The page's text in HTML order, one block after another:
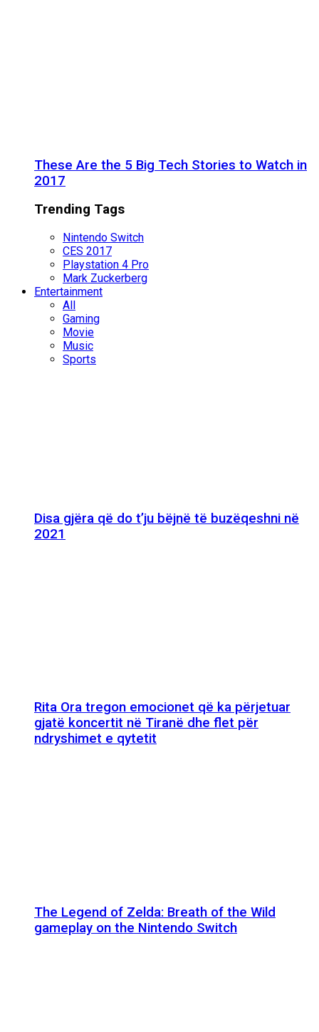
These Are the 5 Big Tech Stories to Watch in
2017
Trending Tags
Nintendo Switch
CES 2017
Playstation 4 Pro
Mark Zuckerberg
Entertainment
All
Gaming
Movie
Music
Sports
Disa gjëra që do t’ju bëjnë të buzëqeshni në
2021
Rita Ora tregon emocionet që ka përjetuar
gjatë koncertit në Tiranë dhe flet për
ndryshimet e qytetit
The Legend of Zelda: Breath of the Wild
gameplay on the Nintendo Switch